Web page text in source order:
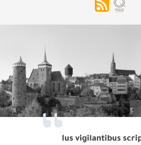
lus vigilantibus